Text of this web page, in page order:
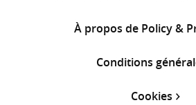
À propos de Policy &
Conditions
Cookies